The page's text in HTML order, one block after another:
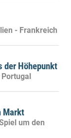
- Frankreich
der Höhepunkt
Markt
um den